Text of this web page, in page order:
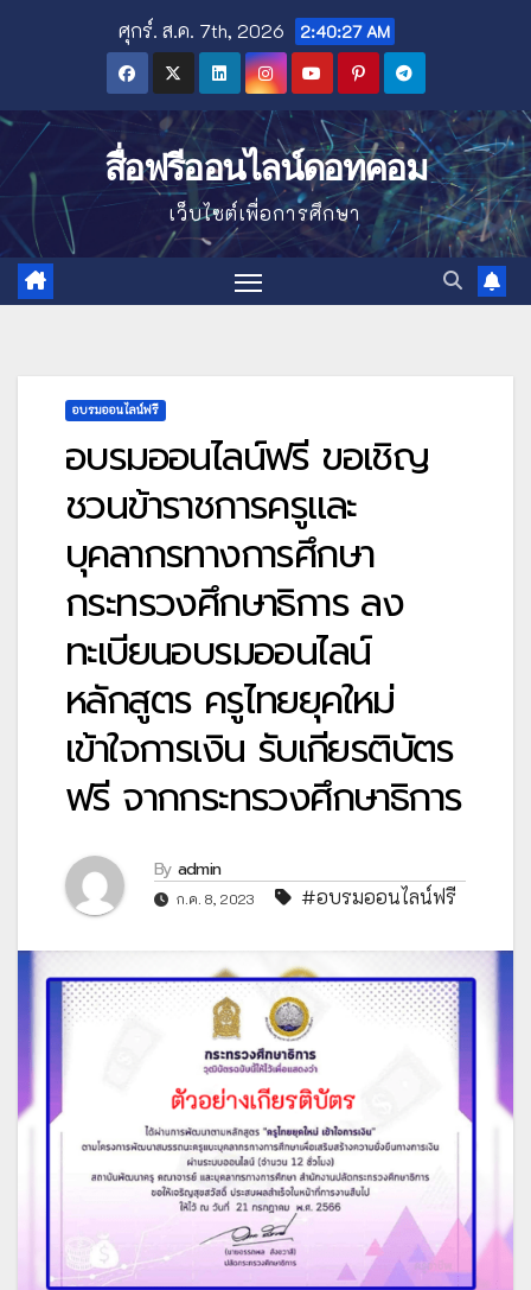
ศุกร์. ส.ค. 7th, 2026 2:40:28 AM
สื่อฟรีออนไลน์ดอทคอม
เว็บไซต์เพื่อการศึกษา
อบรมออนไลน์ฟรี
อบรมออนไลน์ฟรี ขอเชิญ
ชวนข้าราชการครูและ
บุคลากรทางการศึกษา
กระทรวงศึกษาธิการ ลง
ทะเบียนอบรมออนไลน์
หลักสูตร ครูไทยยุคใหม่
เข้าใจการเงิน รับเกียรติบัตร
ฟรี จากกระทรวงศึกษาธิการ
By admin
ก.ค. 8, 2023 #อบรมออนไลน์ฟรี